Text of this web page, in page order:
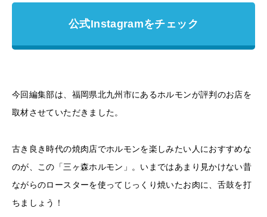
公式Instagramをチェック
今回編集部は、福岡県北九州市にあるホルモンが評判のお店を
取材させていただきました。
古き良き時代の焼肉店でホルモンを楽しみたい人におすすめな
のが、この「三ヶ森ホルモン」。いまではあまり見かけない昔
ながらのロースターを使ってじっくり焼いたお肉に、舌鼓を打
ちましょう！